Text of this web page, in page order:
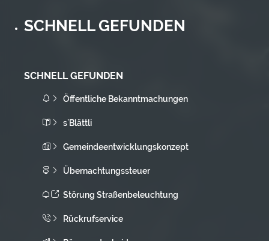
SCHNELL GEFUNDEN
SCHNELL GEFUNDEN
Öffentliche Bekanntmachungen
s`Blättli
Gemeindeentwicklungskonzept
Übernachtungssteuer
Störung Straßenbeleuchtung
Rückrufservice